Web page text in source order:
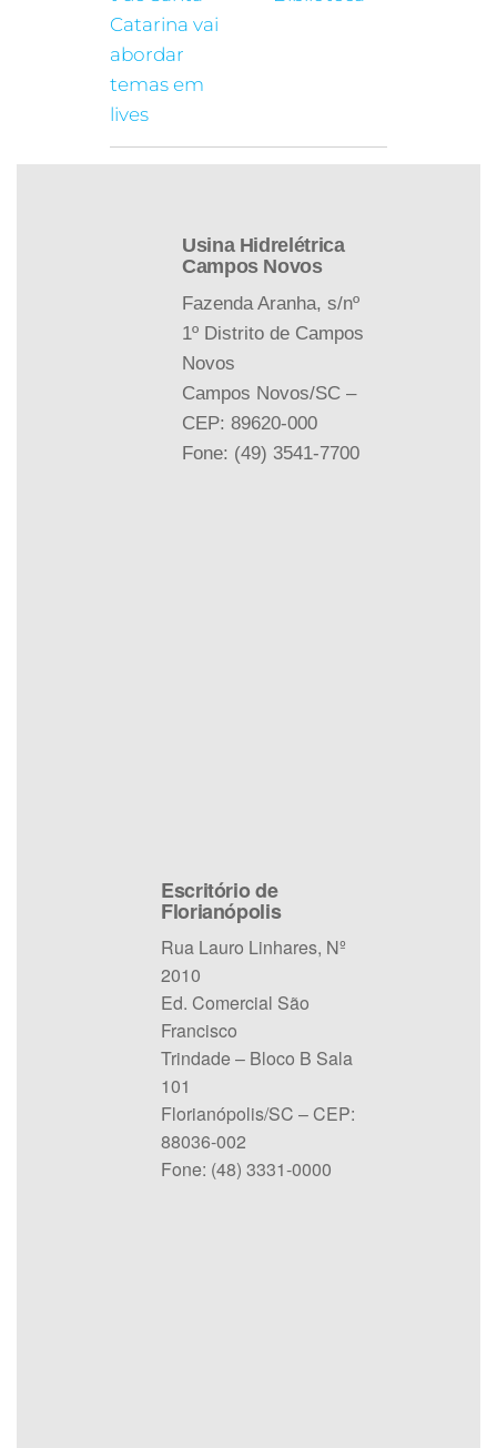
Catarina vai
abordar
temas em
lives
Usina Hidrelétrica
Campos Novos
Fazenda Aranha, s/nº
1º Distrito de Campos
Novos
Campos Novos/SC –
CEP: 89620-000
Fone: (49) 3541-7700
Escritório de
Florianópolis
Rua Lauro Linhares, Nº
2010
Ed. Comercial São
Francisco
Trindade – Bloco B Sala
101
Florianópolis/SC – CEP:
88036-002
Fone: (48) 3331-0000